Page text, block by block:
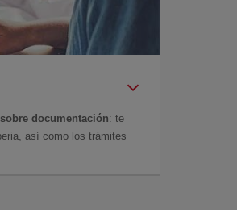
documentación: te
así como los trámites